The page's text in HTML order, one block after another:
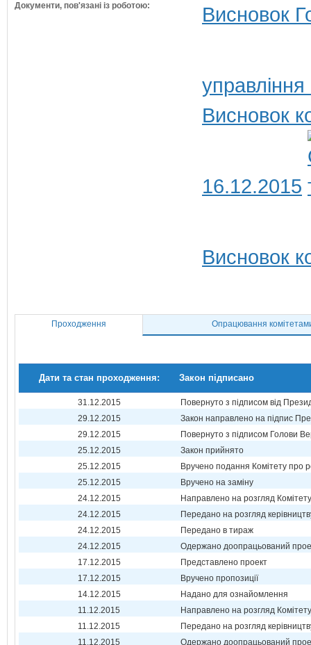
Документи, пов'язані із роботою: Висновок
Висновок
16.12.2015
Висновок
Проходження Опрацювання
Дати та стан проходження: Закон підписано
31.12.2015
Повернуто з підписом від
29.12.2015
Закон направлено на підпис
29.12.2015
Повернуто з підписом Голови
25.12.2015
Закон прийнято
25.12.2015
Вручено подання Комітету про
25.12.2015
Вручено на заміну
24.12.2015
Направлено на розгляд Комітету
24.12.2015
Передано на розгляд
24.12.2015
Передано в тираж
24.12.2015
Одержано доопрацьований
17.12.2015
Представлено проект
17.12.2015
Вручено пропозиції
14.12.2015
Надано для ознайомлення
11.12.2015
Направлено на розгляд Комітету
11.12.2015
Передано на розгляд
11.12.2015
Одержано доопрацьований